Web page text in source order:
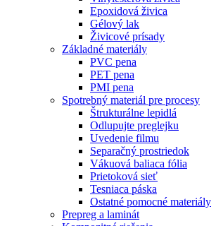
Epoxidová živica
Gélový lak
Živicové prísady
Základné materiály
PVC pena
PET pena
PMI pena
Spotrebný materiál pre procesy
Štrukturálne lepidlá
Odlupujte preglejku
Uvedenie filmu
Separačný prostriedok
Vákuová baliaca fólia
Prietoková sieť
Tesniaca páska
Ostatné pomocné materiály
Prepreg a laminát